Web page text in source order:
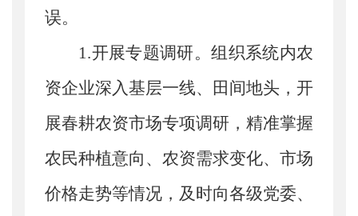
误。
1.开展专题调研。组织系统内农
资企业深入基层一线、田间地头，开
展春耕农资市场专项调研，精准掌握
农民种植意向、农资需求变化、市场
价格走势等情况， 及时向各级党委、